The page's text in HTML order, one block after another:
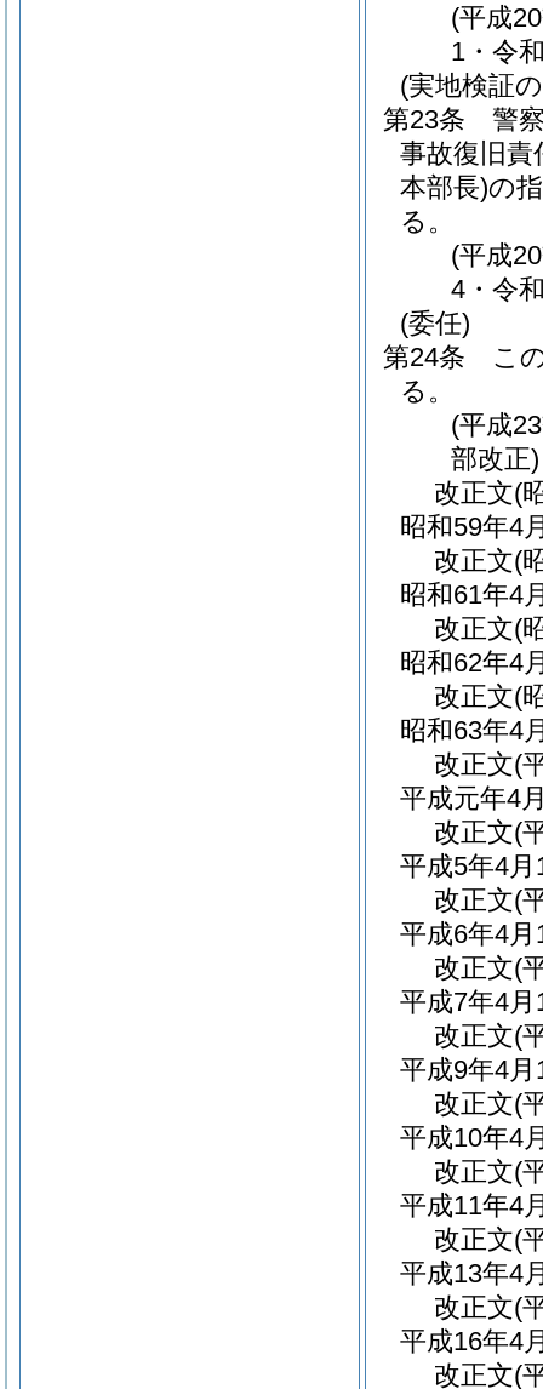
(平成
1・令
(実地検証
第23条
警
事故復旧責
本部長)の
る。
(平成
4・令
(委任)
第24条
こ
る。
(平成
部改正)
改正文(
昭和59年4
改正文(
昭和61年4
改正文(
昭和62年4
改正文(
昭和63年4
改正文(
平成元年4
改正文(
平成5年4
改正文(
平成6年4
改正文(
平成7年4
改正文(
平成9年4
改正文(
平成10年4
改正文(
平成11年4
改正文(
平成13年4
改正文(
平成16年4
改正文(